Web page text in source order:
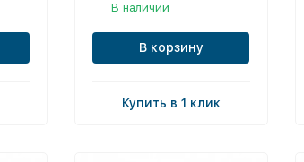
В наличии
В корзину
Купить в 1 клик